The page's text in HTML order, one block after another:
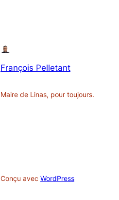
François Pelletant
Maire de Linas, pour toujours.
Conçu avec WordPress